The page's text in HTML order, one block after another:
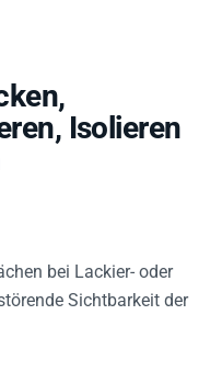
Isolieren
bei Lackier- oder
Sichtbarkeit der